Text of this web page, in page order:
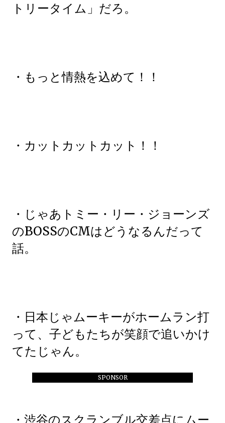
SPONSOR
トリータイム」だろ。
・もっと情熱を込めて！！
・カットカットカット！！
・じゃあトミー・リー・ジョーンズ
のBOSSのCMはどうなるんだって
話。
・日本じゃムーキーがホームラン打
って、子どもたちが笑顔で追いかけ
てたじゃん。
・渋谷のスクランブル交差点にムー